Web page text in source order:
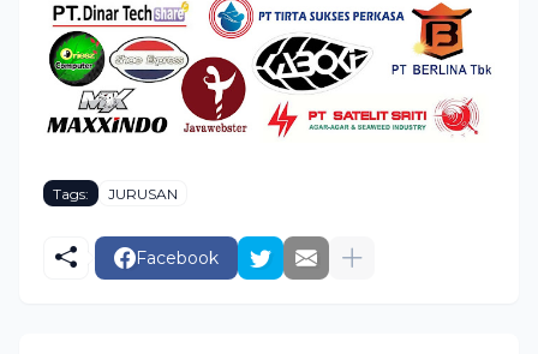
Tags: JURUSAN
Facebook